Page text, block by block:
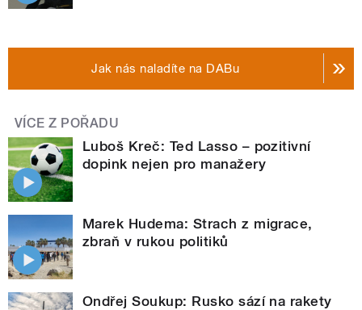
Jak nás naladíte na DABu
VÍCE Z POŘADU
Luboš Kreč: Ted Lasso – pozitivní
dopink nejen pro manažery
Marek Hudema: Strach z migrace,
zbraň v rukou politiků
Ondřej Soukup: Rusko sází na rakety